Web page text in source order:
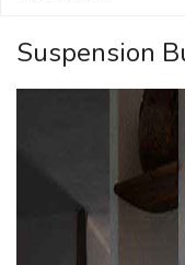
Suspension